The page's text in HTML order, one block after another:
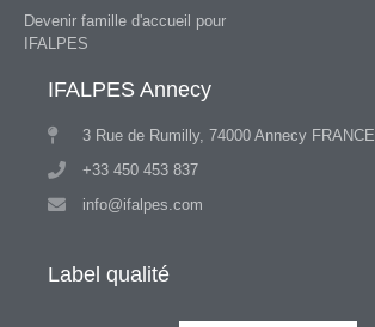
Devenir famille d'accueil pour
IFALPES
IFALPES Annecy
3 Rue de Rumilly, 74000 Annecy FRANCE
+33 450 453 837
info@ifalpes.com
Label qualité